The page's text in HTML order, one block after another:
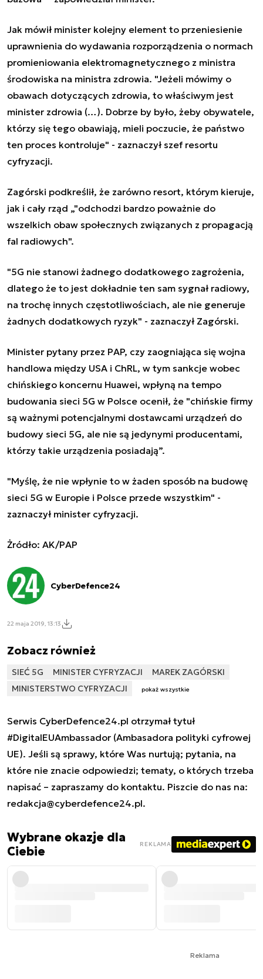
Jak mówił minister kolejny element to przeniesienie
uprawnienia do wydawania rozporządzenia o normach
promieniowania elektromagnetycznego z ministra
środowiska na ministra zdrowia. "Jeżeli mówimy o
obawach dotyczących zdrowia, to właściwym jest
minister zdrowia (…). Dobrze by było, żeby obywatele,
którzy się tego obawiają, mieli poczucie, że państwo
ten proces kontroluje" - zaznaczył szef resortu
cyfryzacji.
Zagórski podkreślił, że zarówno resort, którym kieruje,
jak i cały rząd „"odchodzi bardzo poważnie do
wszelkich obaw społecznych związanych z propagacją
fal radiowych".
"5G nie stanowi żadnego dodatkowego zagrożenia,
dlatego że to jest dokładnie ten sam sygnał radiowy,
na trochę innych częstotliwościach, ale nie generuje
żadnych dodatkowych ryzyk" - zaznaczył Zagórski.
Minister pytany przez PAP, czy zaogniająca się wojna
handlowa między USA i ChRL, w tym sankcje wobec
chińskiego koncernu Huawei, wpłyną na tempo
budowania sieci 5G w Polsce ocenił, że "chińskie firmy
są ważnymi potencjalnymi dostawcami urządzeń do
budowy sieci 5G, ale nie są jedynymi producentami,
którzy takie urządzenia posiadają”.
"Myślę, że nie wpłynie to w żaden sposób na budowę
sieci 5G w Europie i Polsce przede wszystkim" -
zaznaczył minister cyfryzacji.
Żródło: AK/PAP
CyberDefence24
22 maja 2019, 13:13
Zobacz również
SIEĆ 5G MINISTER CYFRYZACJI
MAREK ZAGÓRSKI
MINISTERSTWO CYFRYZACJI
pokaż wszystkie
Serwis CyberDefence24.pl otrzymał tytuł
#DigitalEUAmbassador (Ambasadora polityki cyfrowej
UE). Jeśli są sprawy, które Was nurtują; pytania, na
które nie znacie odpowiedzi; tematy, o których trzeba
napisać – zapraszamy do kontaktu. Piszcie do nas na:
redakcja@cyberdefence24.pl.
Wybrane okazje dla
Ciebie
REKLAMA
Reklama